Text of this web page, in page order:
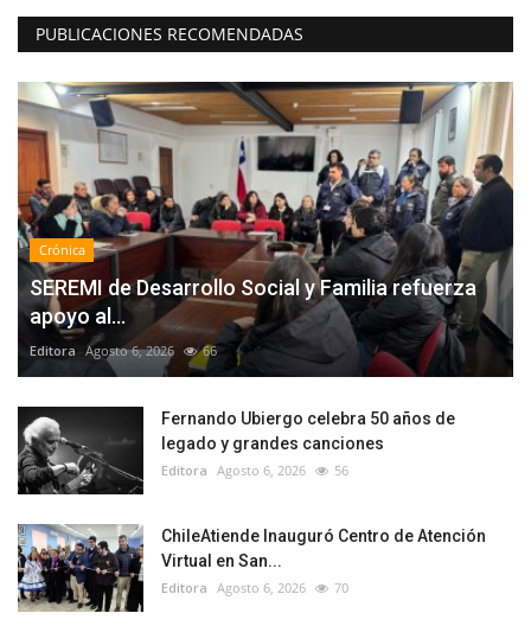
PUBLICACIONES RECOMENDADAS
Crónica
SEREMI de Desarrollo Social y Familia refuerza
apoyo al...
Editora Agosto 6, 2026 66
Fernando Ubiergo celebra 50 años de
legado y grandes canciones
Editora Agosto 6, 2026 56
ChileAtiende Inauguró Centro de Atención
Virtual en San...
Editora Agosto 6, 2026 70